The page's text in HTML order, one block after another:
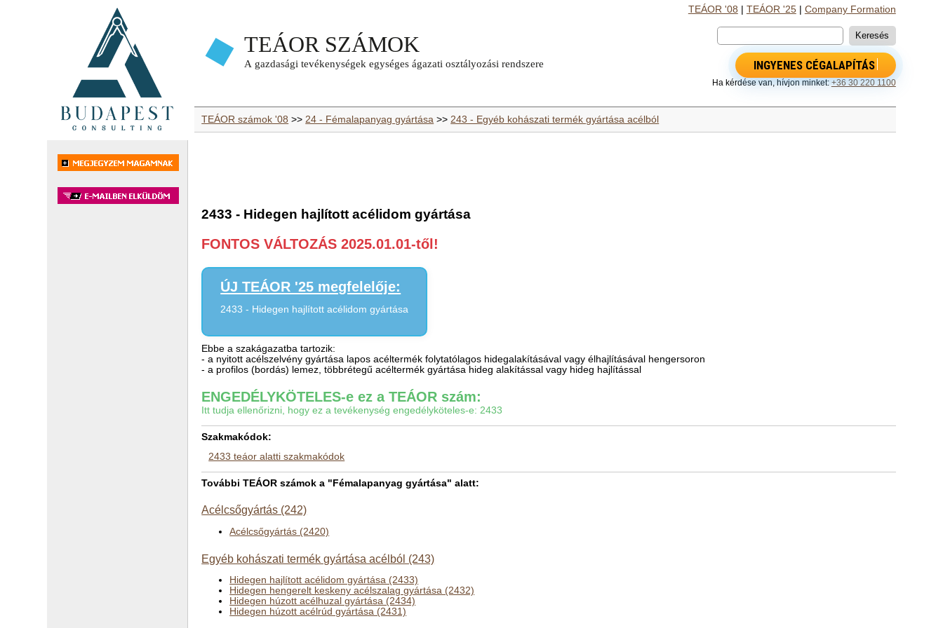
TEÁOR '08 TEÁOR '25| Company Formation
INGYENES CÉGALAPÍTÁS
Ha kérdése van, hívjon minket: +36 30 220 1100
TEÁOR számok '08 >>24 - Fémalapanyag gyártása >>243 - Egyéb kohászati termék gyártása acélból
2433 - Hidegen hajlított acélidom gyártása
FONTOS VÁLTOZÁS 2025.01.01-től!
ÚJ TEÁOR '25 megfelelője:
2433 - Hidegen hajlított acélidom gyártása
Ebbe a szakágazatba tartozik:
- a nyitott acélszelvény gyártása lapos acéltermék folytatólagos hidegalakításával vagy élhajlításával hengersoron
- a profilos (bordás) lemez, többrétegű acéltermék gyártása hideg alakítással vagy hideg hajlítással
ENGEDÉLYKÖTELES-e ez a TEÁOR szám:
Itt tudja ellenőrizni, hogy ez a tevékenység engedélyköteles-e: 2433
Szakmakódok:
2433 teáor alatti szakmakódok
További TEÁOR számok a "Fémalapanyag gyártása" alatt:
Acélcsőgyártás (242)
Acélcsőgyártás (2420)
Egyéb kohászati termék gyártása acélból (243)
Hidegen hajlított acélidom gyártása (2433)
Hidegen hengerelt keskeny acélszalag gyártása (2432)
Hidegen húzott acélhuzal gyártása (2434)
Hidegen húzott acélrúd gyártása (2431)